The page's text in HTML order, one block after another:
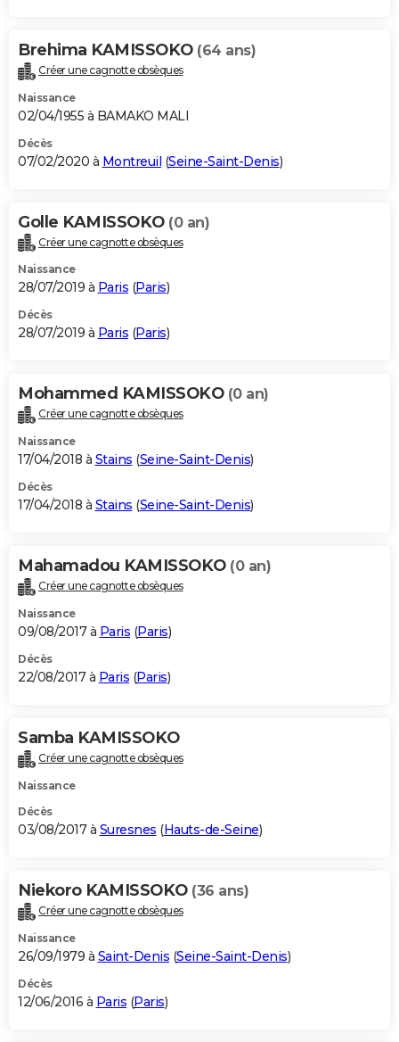
Brehima KAMISSOKO (64 ans)
Créer une cagnotte obsèques
Naissance
02/04/1955 à BAMAKO MALI
Décès
07/02/2020 à Montreuil (Seine-Saint-Denis)
Golle KAMISSOKO (0 an)
Créer une cagnotte obsèques
Naissance
28/07/2019 à Paris (Paris)
Décès
28/07/2019 à Paris (Paris)
Mohammed KAMISSOKO (0 an)
Créer une cagnotte obsèques
Naissance
17/04/2018 à Stains (Seine-Saint-Denis)
Décès
17/04/2018 à Stains (Seine-Saint-Denis)
Mahamadou KAMISSOKO (0 an)
Créer une cagnotte obsèques
Naissance
09/08/2017 à Paris (Paris)
Décès
22/08/2017 à Paris (Paris)
Samba KAMISSOKO
Créer une cagnotte obsèques
Naissance
Décès
03/08/2017 à Suresnes (Hauts-de-Seine)
Niekoro KAMISSOKO (36 ans)
Créer une cagnotte obsèques
Naissance
26/09/1979 à Saint-Denis (Seine-Saint-Denis)
Décès
12/06/2016 à Paris (Paris)